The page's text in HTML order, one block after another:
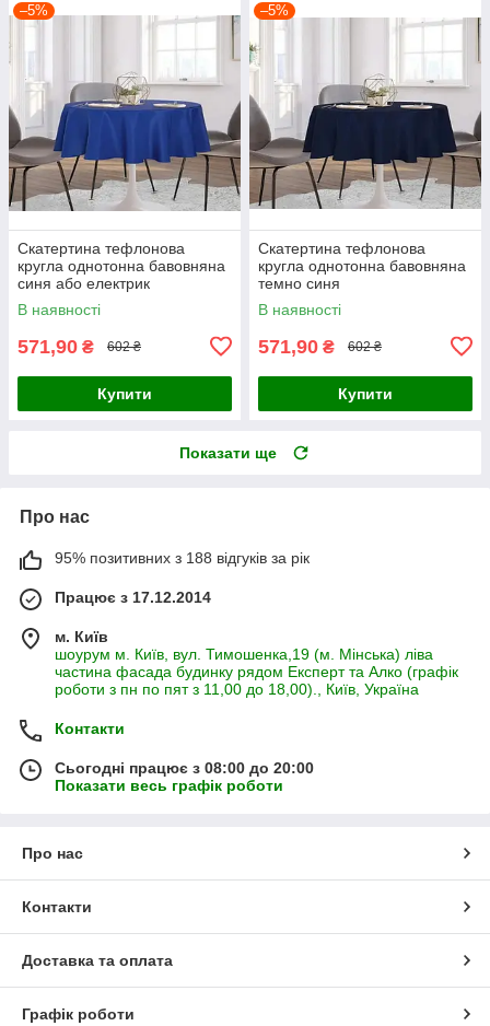
–5%
Скатертина тефлонова
кругла однотонна бавовняна
синя або електрик
В наявності
571,90 ₴ 602 ₴
Купити
–5%
Скатертина тефлонова
кругла однотонна бавовняна
темно синя
В наявності
571,90 ₴ 602 ₴
Купити
Показати ще
Про нас
95% позитивних з 188 відгуків за рік
Працює з 17.12.2014
м. Київ
шоурум м. Київ, вул. Тимошенка,19 (м. Мінська) ліва
частина фасада будинку рядом Експерт та Алко (графік
роботи з пн по пят з 11,00 до 18,00)., Київ, Україна
Контакти
Сьогодні працює з 08:00 до 20:00
Показати весь графік роботи
Про нас
Контакти
Доставка та оплата
Графік роботи